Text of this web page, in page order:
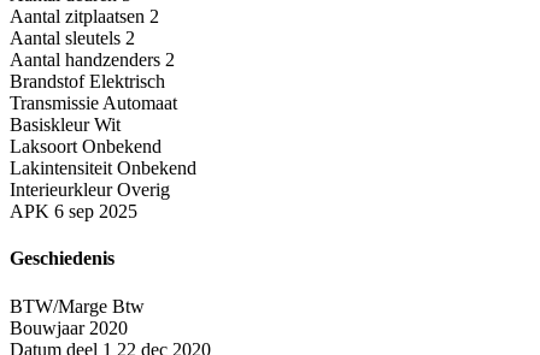
Aantal zitplaatsen 2
Aantal sleutels 2
Aantal handzenders 2
Brandstof Elektrisch
Transmissie Automaat
Basiskleur Wit
Laksoort Onbekend
Lakintensiteit Onbekend
Interieurkleur Overig
APK 6 sep 2025
Geschiedenis
BTW/Marge Btw
Bouwjaar 2020
Datum deel 1 22 dec 2020